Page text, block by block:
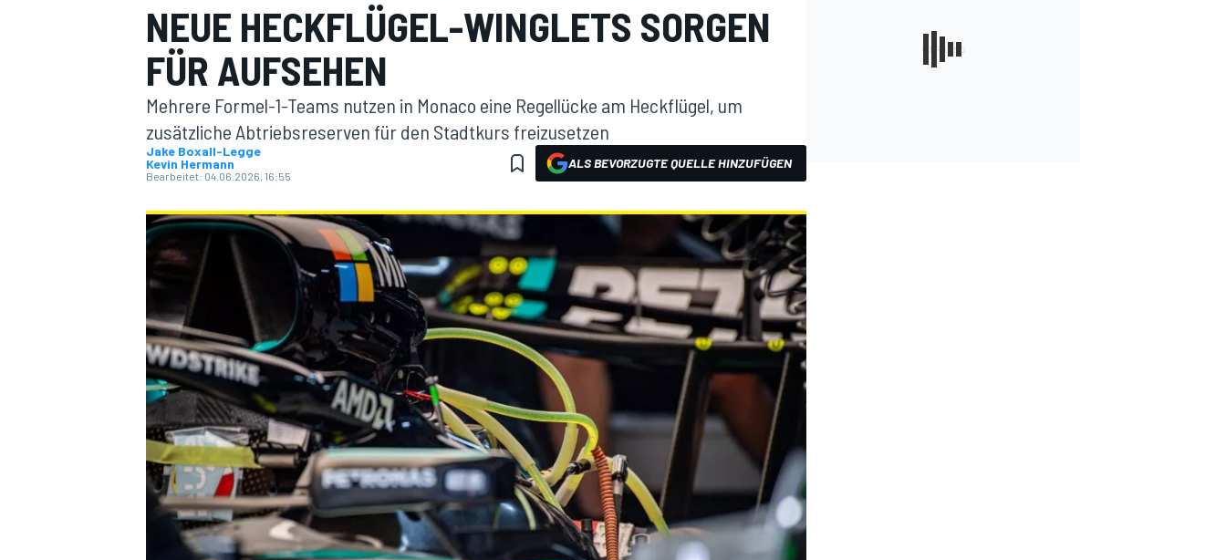
MOTOGP
NEUE HECKFLÜGEL-WINGLETS SORGEN
FÜR AUFSEHEN
Mehrere Formel-1-Teams nutzen in Monaco eine Regellücke am Heckflügel, um
zusätzliche Abtriebsreserven für den Stadtkurs freizusetzen
Jake Boxall-Legge
Kevin Hermann
Bearbeitet: 04.06.2026, 16:55
ALS BEVORZUGTE QUELLE HINZUFÜGEN